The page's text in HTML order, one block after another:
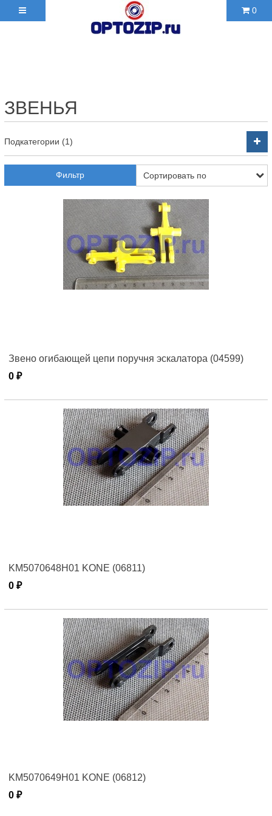
0
ЗВЕНЬЯ
Подкатегории (1)
Фильтр
Звено огибающей цепи поручня эскалатора (04599)
0 ₽
KM5070648H01 KONE (06811)
0 ₽
KM5070649H01 KONE (06812)
0 ₽